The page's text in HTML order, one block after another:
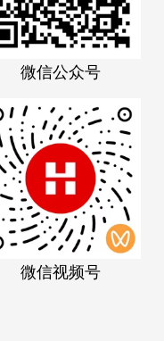
微信公众号
微信视频号